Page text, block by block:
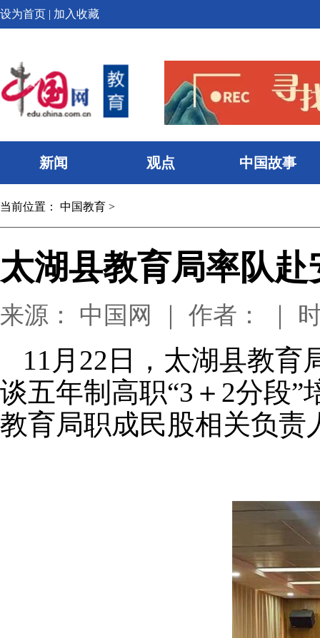
设为首页 | 加入收藏
新闻 观点 中国故事
当前位置： 中国教育 >
太湖县教育局率队
来源： 中国网 ｜ 作者： ｜
11月22日，太湖县教
谈五年制高职“3＋2分段
教育局职成民股相关负责